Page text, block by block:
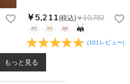
￥5,211(税込)￥10,782
(101レビュー)
もっと見る